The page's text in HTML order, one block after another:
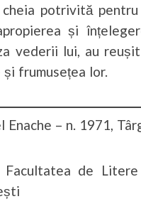
potrivită
și
vederii lui, au
frumusețea lor.
Enache – n. 1971,
Facultatea de Litere